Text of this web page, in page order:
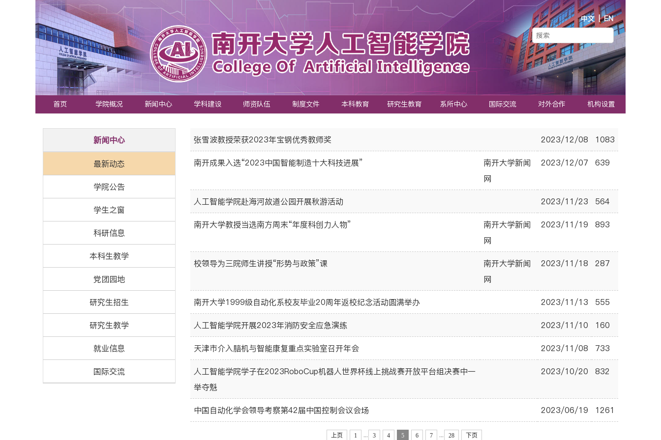
中文 | EN
首页 学院概况 新闻中心 学科建设 师资队伍 制度文件 本科教育 研究生教育 系所中心 国际交流 对外合作 机构设置
新闻中心
最新动态
学院公告
学生之窗
科研信息
本科生教学
党团园地
研究生招生
研究生教学
就业信息
国际交流
张雪波教授荣获2023年宝钢优秀教师奖 2023/12/08 1083
南开成果入选“2023中国智能制造十大科技进展”
南开大学新闻
网
2023/12/07 639
人工智能学院赴海河故道公园开展秋游活动 2023/11/23 564
南开大学教授当选南方周末“年度科创力人物”
南开大学新闻
网
2023/11/19 893
校领导为三院师生讲授“形势与政策”课
南开大学新闻
网
2023/11/18 287
南开大学1999级自动化系校友毕业20周年返校纪念活动圆满举办 2023/11/13 555
人工智能学院开展2023年消防安全应急演练 2023/11/10 160
天津市介入脑机与智能康复重点实验室召开年会 2023/11/08 733
人工智能学院学子在2023RoboCup机器人世界杯线上挑战赛开放平台组决赛中一
举夺魁
2023/10/20 832
中国自动化学会领导考察第42届中国控制会议会场 2023/06/19 1261
上页 1 3 4 5 6 7 28 下页